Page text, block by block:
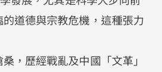
道德與宗教危機，這種張力
，歷經戰亂及中國「文革」